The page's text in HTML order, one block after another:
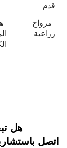
قدم
مرواح
زراعية
هل
اتصل